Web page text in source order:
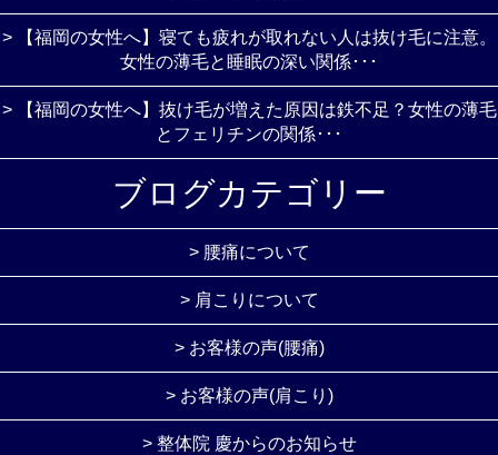
> 【福岡の女性へ】寝ても疲れが取れない人は抜け毛に注意。
女性の薄毛と睡眠の深い関係･･･
> 【福岡の女性へ】抜け毛が増えた原因は鉄不足？女性の薄毛
とフェリチンの関係･･･
ブログカテゴリー
> 腰痛について
> 肩こりについて
> お客様の声(腰痛)
> お客様の声(肩こり)
> 整体院 慶からのお知らせ